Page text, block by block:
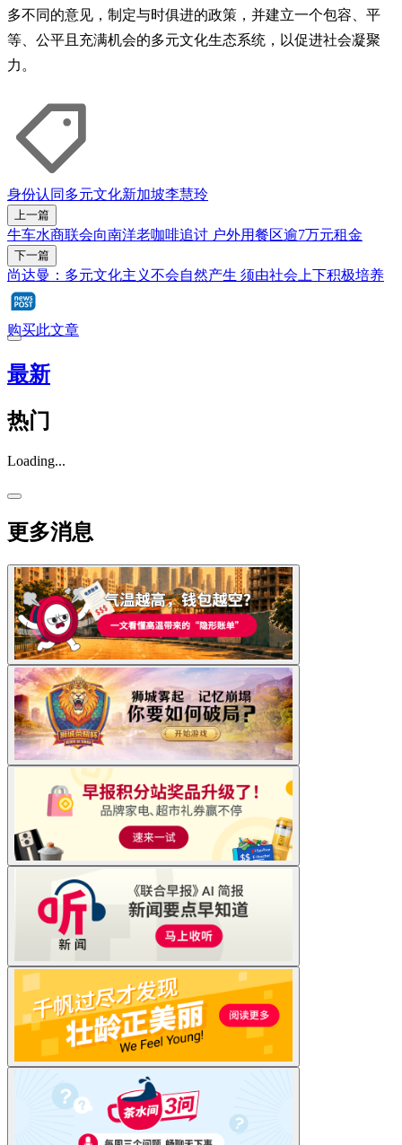
多不同的意见，制定与时俱进的政策，并建立一个包容、平
等、公平且充满机会的多元文化生态系统，以促进社会凝聚
力。
身份认同 多元文化新加坡李慧玲
上一篇
牛车水商联会向南洋老咖啡追讨 户外用餐区逾7万元租金
下一篇
尚达曼：多元文化主义不会自然产生 须由社会上下积极培养
购买此文章
最新
热门
Loading...
更多消息